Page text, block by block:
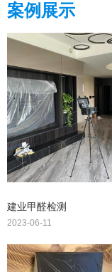
案例展示
建业甲醛检测
2023-06-11